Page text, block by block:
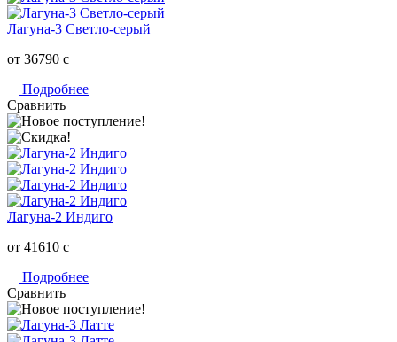
Лагуна-3 Светло-серый
от 36790 c
Подробнее
Сравнить
Лагуна-2 Индиго
от 41610 c
Подробнее
Сравнить